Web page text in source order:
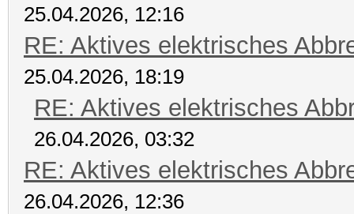
25.04.2026, 12:16
RE: Aktives elektrisches
25.04.2026, 18:19
RE: Aktives elektrisches
26.04.2026, 03:32
RE: Aktives elektrisches
26.04.2026, 12:36